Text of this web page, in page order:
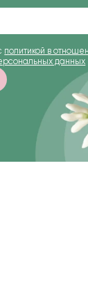
политикой в
данных